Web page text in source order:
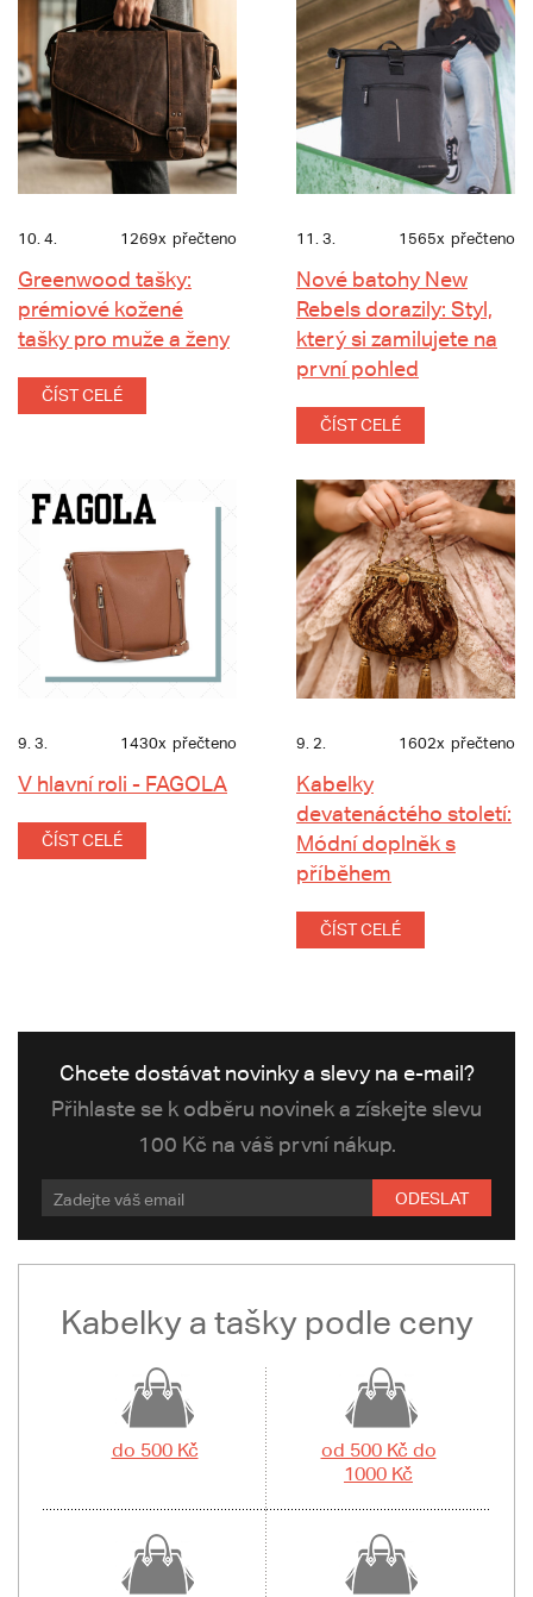
10. 4. 1269x přečteno
Greenwood tašky:
prémiové kožené
tašky pro muže a ženy
ČÍST CELÉ
11. 3. 1565x přečteno
Nové batohy New
Rebels dorazily: Styl,
který si zamilujete na
první pohled
ČÍST CELÉ
9. 3. 1430x přečteno
V hlavní roli - FAGOLA
ČÍST CELÉ
9. 2. 1602x přečteno
Kabelky
devatenáctého století:
Módní doplněk s
příběhem
ČÍST CELÉ
Chcete dostávat novinky a slevy na e-mail?
Přihlaste se k odběru novinek a získejte slevu
100 Kč na váš první nákup.
ODESLAT
Kabelky a tašky podle ceny
do 500 Kč
od 500 Kč do
1000 Kč